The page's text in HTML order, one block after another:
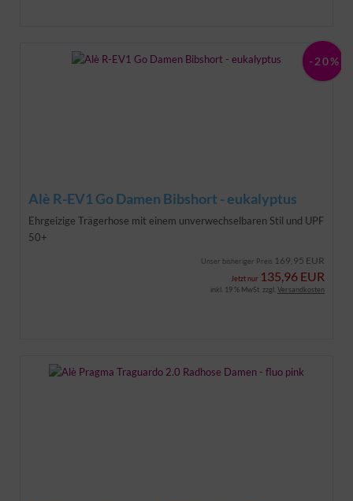
Alè R-EV1 Go Damen Bibshort - eukalyptus
Ehrgeizige Trägerhose mit einem unverwechselbaren Stil und UPF
50+
Unser bisheriger Preis 169,95 EUR
Jetzt nur 135,96 EUR
-20%
inkl. 19 % MwSt. zzgl. Versandkosten